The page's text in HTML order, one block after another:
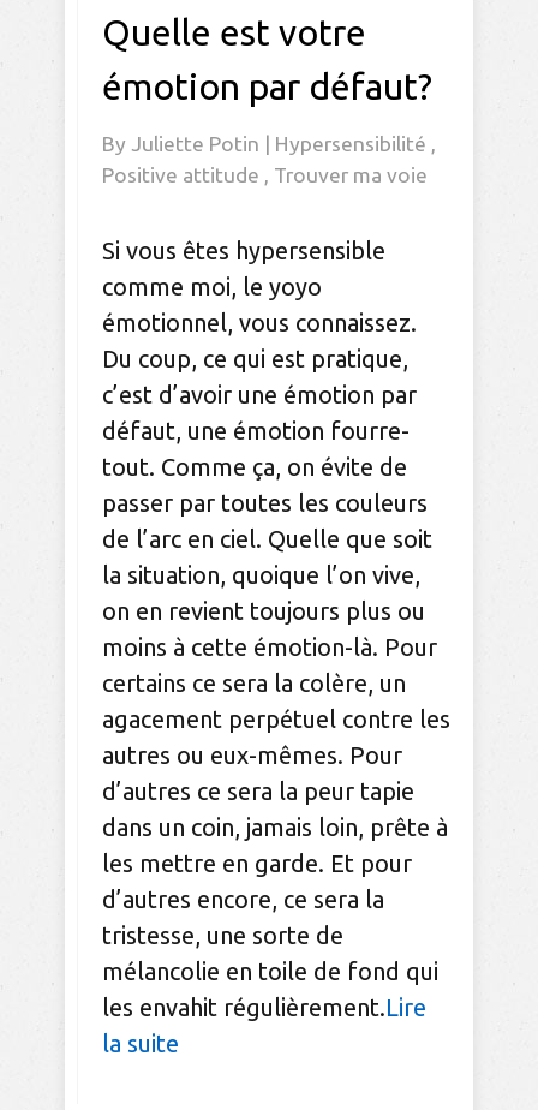
Quelle est votre
émotion par défaut?
By Juliette Potin Hypersensibilité ,
Positive attitude , Trouver ma voie
Si vous êtes hypersensible
comme moi, le yoyo
émotionnel, vous connaissez.
Du coup, ce qui est pratique,
c’est d’avoir une émotion par
défaut, une émotion fourre-
tout. Comme ça, on évite de
passer par toutes les couleurs
de l’arc en ciel. Quelle que soit
la situation, quoique l’on vive,
on en revient toujours plus ou
moins à cette émotion-là. Pour
certains ce sera la colère, un
agacement perpétuel contre les
autres ou eux-mêmes. Pour
d’autres ce sera la peur tapie
dans un coin, jamais loin, prête à
les mettre en garde. Et pour
d’autres encore, ce sera la
tristesse, une sorte de
mélancolie en toile de fond qui
les envahit régulièrement.Lire
la suite